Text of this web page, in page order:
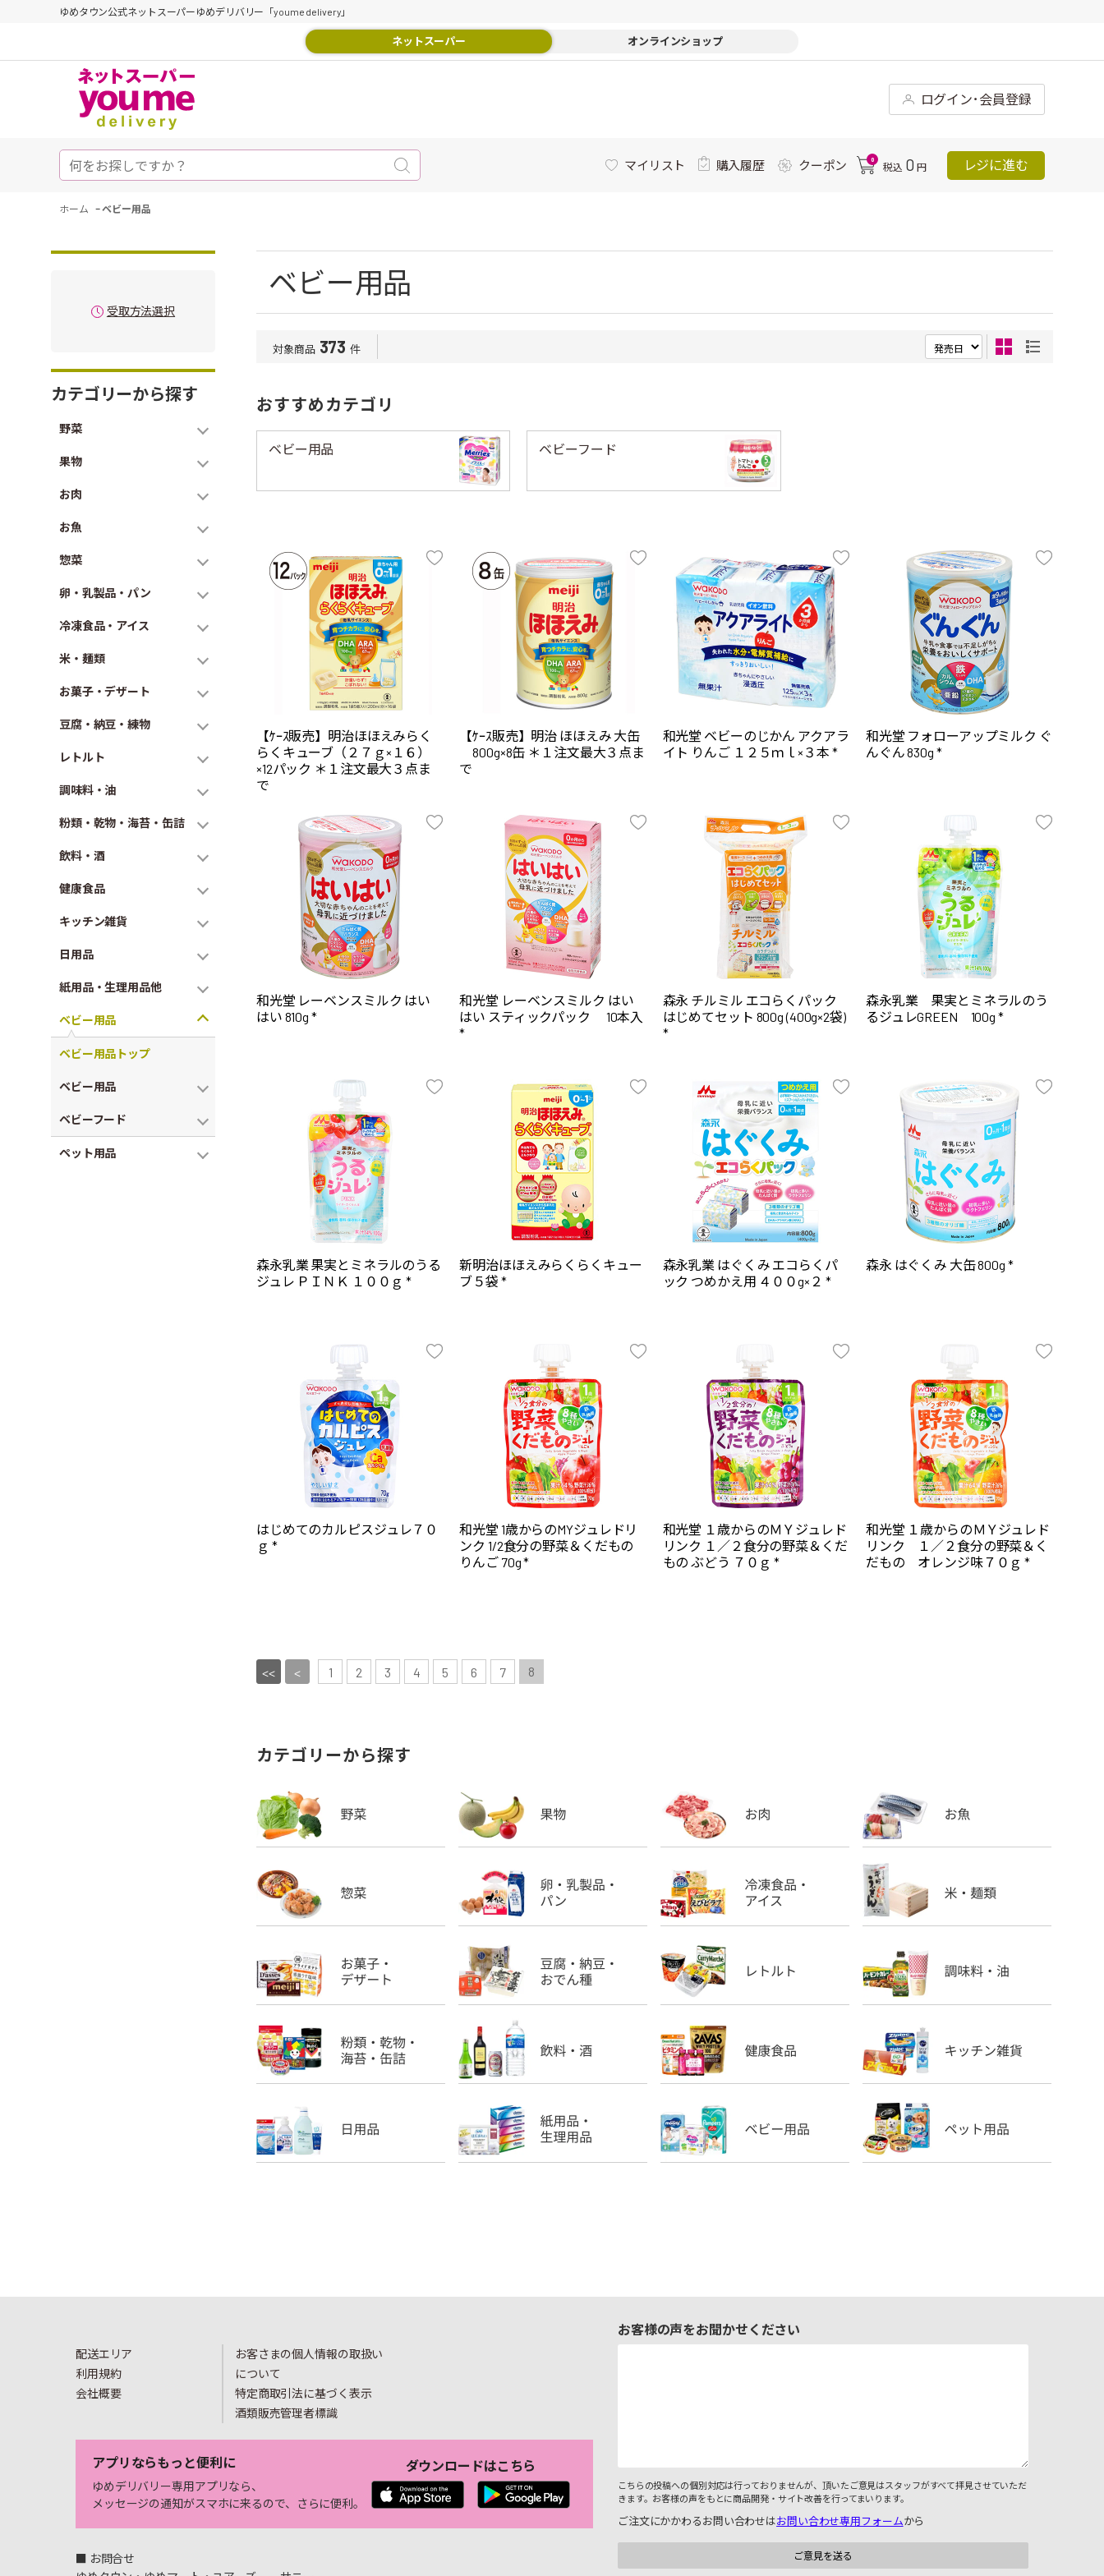
ゆめタウン公式ネットスーパーゆめデリバリー「youme delivery」
ネットスーパー オンラインショップ
ログイン･会員登録
マイリスト 購入履歴 クーポン 0
税込 0 円 レジに進む
ホーム -ベビー用品
受取方法選択
カテゴリーから探す
野菜
果物
お肉
お魚
惣菜
卵・乳製品・パン
冷凍食品・アイス
米・麺類
お菓子・デザート
豆腐・納豆・練物
レトルト
調味料・油
粉類・乾物・海苔・缶詰
飲料・酒
健康食品
キッチン雑貨
日用品
紙用品・生理用品他
ベビー用品
ベビー用品トップ
ベビー用品
ベビーフード
ペット用品
ベビー用品
対象商品 373 件
おすすめカテゴリ
ベビー用品 ベビーフード
【ｹｰｽ販売】明治ほほえみらく
らくキューブ（２７ｇ×１６）
×12パック ＊１注文最大３点ま
で
【ｹｰｽ販売】明治 ほほえみ 大缶
800g×8缶 ＊１注文最大３点ま
で
和光堂 ベビーのじかん アクアラ
イト りんご １２５ｍｌ×３本 *
和光堂 フォローアップミルク ぐ
んぐん 830g *
和光堂 レーベンスミルク はい
はい 810g *
和光堂 レーベンスミルク はい
はい スティックパック 10本入
*
森永 チルミル エコらくパック
はじめてセット 800g (400g×2袋)
*
森永乳業 果実とミネラルのう
るジュレGREEN 100g *
森永乳業 果実とミネラルのうる
ジュレ ＰＩＮＫ １００ｇ *
新明治ほほえみらくらくキュー
ブ５袋 *
森永乳業 はぐくみ エコらくパ
ック つめかえ用 ４００g×２ *
森永 はぐくみ 大缶 800g *
はじめてのカルピスジュレ７０
ｇ *
和光堂 1歳からのMYジュレドリ
ンク 1/2食分の野菜＆くだもの
りんご 70g *
和光堂 １歳からのＭＹジュレド
リンク １／２食分の野菜＆くだ
もの ぶどう ７０ｇ *
和光堂 １歳からのＭＹジュレド
リンク １／２食分の野菜＆く
だもの オレンジ味７０ｇ *
<< < 1 2 3 4 5 6 7 8
カテゴリーから探す
配送エリア
利用規約
会社概要
お客さまの個人情報の取扱い
について
特定商取引法に基づく表示
酒類販売管理者標識
アプリならもっと便利に
ゆめデリバリー専用アプリなら、
メッセージの通知がスマホに来るので、さらに便利。
ダウンロードはこちら
■ お問合せ
お客様の声をお聞かせください
こちらの投稿への個別対応は行っておりませんが、頂いたご意見はスタッフがすべて拝見させていただ
きます。お客様の声をもとに商品開発・サイト改善を行ってまいります。
ご注文にかかわるお問い合わせはお問い合わせ専用フォームから